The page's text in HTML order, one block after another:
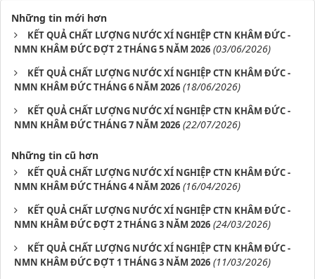
Những tin mới hơn
KẾT QUẢ CHẤT LƯỢNG NƯỚC XÍ NGHIỆP CTN KHÂM ĐỨC -
NMN KHÂM ĐỨC ĐỢT 2 THÁNG 5 NĂM 2026 (03/06/2026)
KẾT QUẢ CHẤT LƯỢNG NƯỚC XÍ NGHIỆP CTN KHÂM ĐỨC -
NMN KHÂM ĐỨC THÁNG 6 NĂM 2026 (18/06/2026)
KẾT QUẢ CHẤT LƯỢNG NƯỚC XÍ NGHIỆP CTN KHÂM ĐỨC -
NMN KHÂM ĐỨC THÁNG 7 NĂM 2026 (22/07/2026)
Những tin cũ hơn
KẾT QUẢ CHẤT LƯỢNG NƯỚC XÍ NGHIỆP CTN KHÂM ĐỨC -
NMN KHÂM ĐỨC THÁNG 4 NĂM 2026 (16/04/2026)
KẾT QUẢ CHẤT LƯỢNG NƯỚC XÍ NGHIỆP CTN KHÂM ĐỨC -
NMN KHÂM ĐỨC ĐỢT 2 THÁNG 3 NĂM 2026 (24/03/2026)
KẾT QUẢ CHẤT LƯỢNG NƯỚC XÍ NGHIỆP CTN KHÂM ĐỨC -
NMN KHÂM ĐỨC ĐỢT 1 THÁNG 3 NĂM 2026 (11/03/2026)